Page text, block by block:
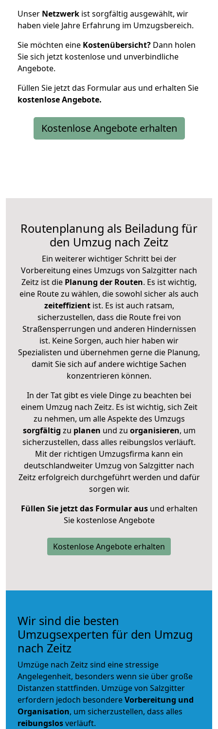
Unser Netzwerk ist sorgfältig ausgewählt, wir
haben viele Jahre Erfahrung im Umzugsbereich.
Sie möchten eine Kostenübersicht? Dann holen
Sie sich jetzt kostenlose und unverbindliche
Angebote.
Füllen Sie jetzt das Formular aus und erhalten Sie
kostenloseAngebote.
Kostenlose Angebote erhalten
Routenplanung als Beiladung für
den Umzug nach Zeitz
Ein weiterer wichtiger Schritt bei der
Vorbereitung eines Umzugs von Salzgitter nach
Zeitz ist die Planung der Routen. Es ist wichtig,
eine Route zu wählen, die sowohl sicher als auch
zeiteffizientist. Es ist auch ratsam,
sicherzustellen, dass die Route frei von
Straßensperrungen und anderen Hindernissen
ist. Keine Sorgen, auch hier haben wir
Spezialisten und übernehmen gerne die Planung,
damit Sie sich auf andere wichtige Sachen
konzentrieren können.
In der Tat gibt es viele Dinge zu beachten bei
einem Umzug nach Zeitz. Es ist wichtig, sich Zeit
zu nehmen, um alle Aspekte des Umzugs
sorgfältig zu planen und zu organisieren, um
sicherzustellen, dass alles reibungslos verläuft.
Mit der richtigen Umzugsfirma kann ein
deutschlandweiter Umzug von Salzgitter nach
Zeitz erfolgreich durchgeführt werden und dafür
sorgen wir.
Füllen Sie jetzt das Formular ausund erhalten
Sie kostenlose Angebote
Kostenlose Angebote erhalten
Wir sind die besten
Umzugsexperten für den Umzug
nach Zeitz
Umzüge nach Zeitz sind eine stressige
Angelegenheit, besonders wenn sie über große
Distanzen stattfinden. Umzüge von Salzgitter
erfordern jedoch besondereVorbereitung und
Organisation, um sicherzustellen, dass alles
reibungslosverläuft.